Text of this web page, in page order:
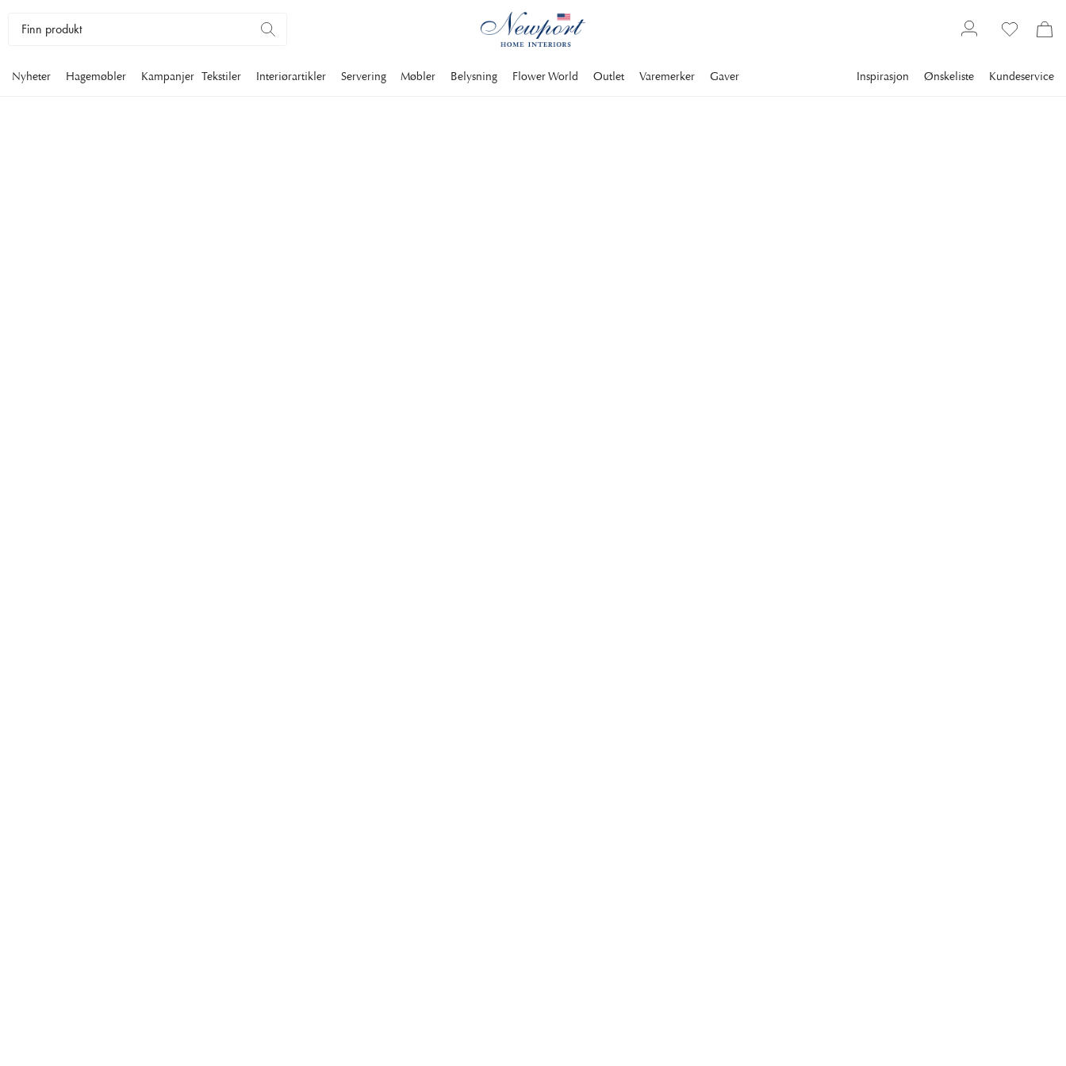
Nyheter Hagemøbler Kampanjer Tekstiler Interiørartikler Servering Møbler Belysning Flower World Outlet Varemerker Gaver Inspirasjon Ønskeliste Kundeservice